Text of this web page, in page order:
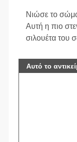
Νιώσε το
Αυτή η πιο
σιλουέτα του
Αυτό το